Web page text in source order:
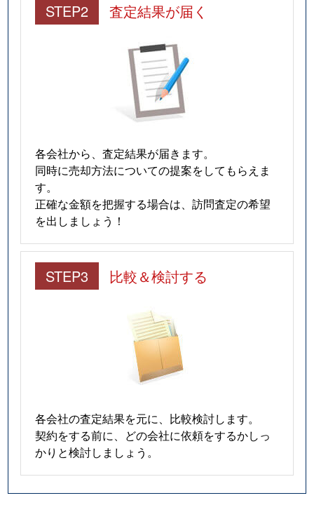
STEP2 査定結果が届く
各会社から、査定結果が届きます。
同時に売却方法についての提案をしてもらえま
す。
正確な金額を把握する場合は、訪問査定の希望
を出しましょう！
STEP3 比較＆検討する
各会社の査定結果を元に、比較検討します。
契約をする前に、どの会社に依頼をするかしっ
かりと検討しましょう。